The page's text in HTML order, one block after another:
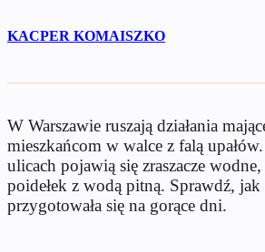
KACPER KOMAISZKO
W Warszawie ruszają działania
mieszkańcom w walce z falą
ulicach pojawią się zraszacze
poidełek z wodą pitną. Sprawdź, jak
przygotowała się na gorące dni.